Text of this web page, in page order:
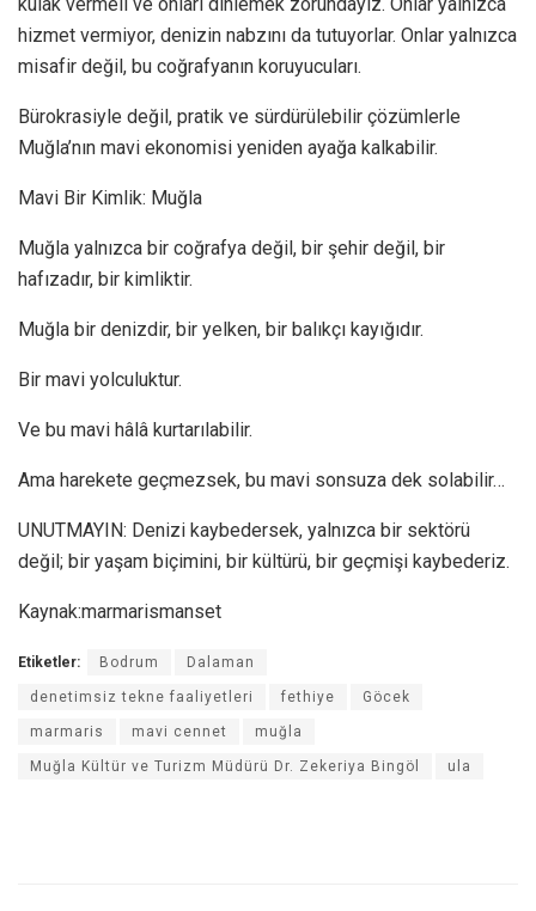
kulak vermeli ve onları dinlemek zorundayız. Onlar yalnızca
hizmet vermiyor, denizin nabzını da tutuyorlar. Onlar yalnızca
misafir değil, bu coğrafyanın koruyucuları.
Bürokrasiyle değil, pratik ve sürdürülebilir çözümlerle
Muğla’nın mavi ekonomisi yeniden ayağa kalkabilir.
Mavi Bir Kimlik: Muğla
Muğla yalnızca bir coğrafya değil, bir şehir değil, bir
hafızadır, bir kimliktir.
Muğla bir denizdir, bir yelken, bir balıkçı kayığıdır.
Bir mavi yolculuktur.
Ve bu mavi hâlâ kurtarılabilir.
Ama harekete geçmezsek, bu mavi sonsuza dek solabilir…
UNUTMAYIN: Denizi kaybedersek, yalnızca bir sektörü
değil; bir yaşam biçimini, bir kültürü, bir geçmişi kaybederiz.
Kaynak:marmarismanset
Etiketler: Bodrum Dalaman
denetimsiz tekne faaliyetleri fethiye Göcek
marmaris mavi cennet muğla
Muğla Kültür ve Turizm Müdürü Dr. Zekeriya Bingöl ula